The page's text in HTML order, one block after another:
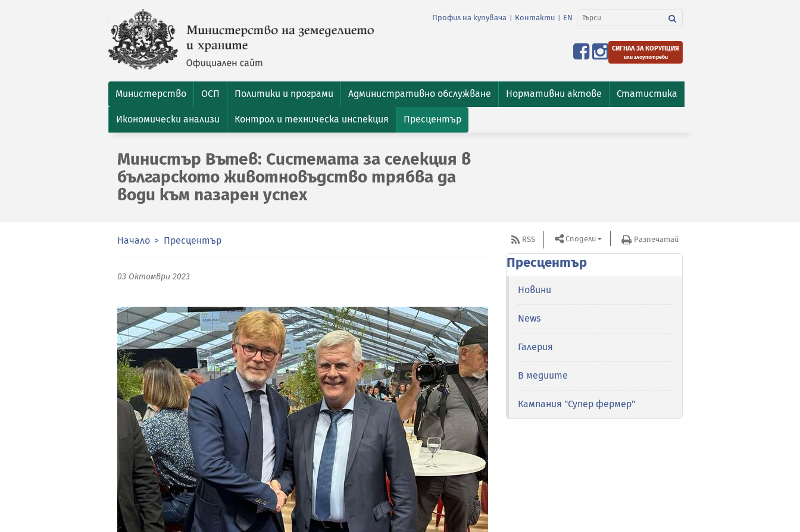
Профил на купувача Контакти EN
СИГНАЛ ЗА КОРУПЦИЯ
или злоупотреби
Министерство ОСП Политики и програми Административно обслужване Нормативни актове Статистика
Икономически анализи Контрол и техническа инспекция Пресцентър
Министър Вътев: Системата за селекция в
българското животновъдство трябва да
води към пазарен успех
Начало Пресцентър
03 Октомври 2023
RSS Сподели Разпечатай
Пресцентър
Новини
News
Галерия
В медиите
Кампания "Супер фермер"